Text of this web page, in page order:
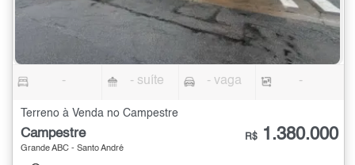
- - suíte - vaga -
Terreno à Venda no Campestre
Campestre
Grande ABC - Santo André
R$ 1.380.000